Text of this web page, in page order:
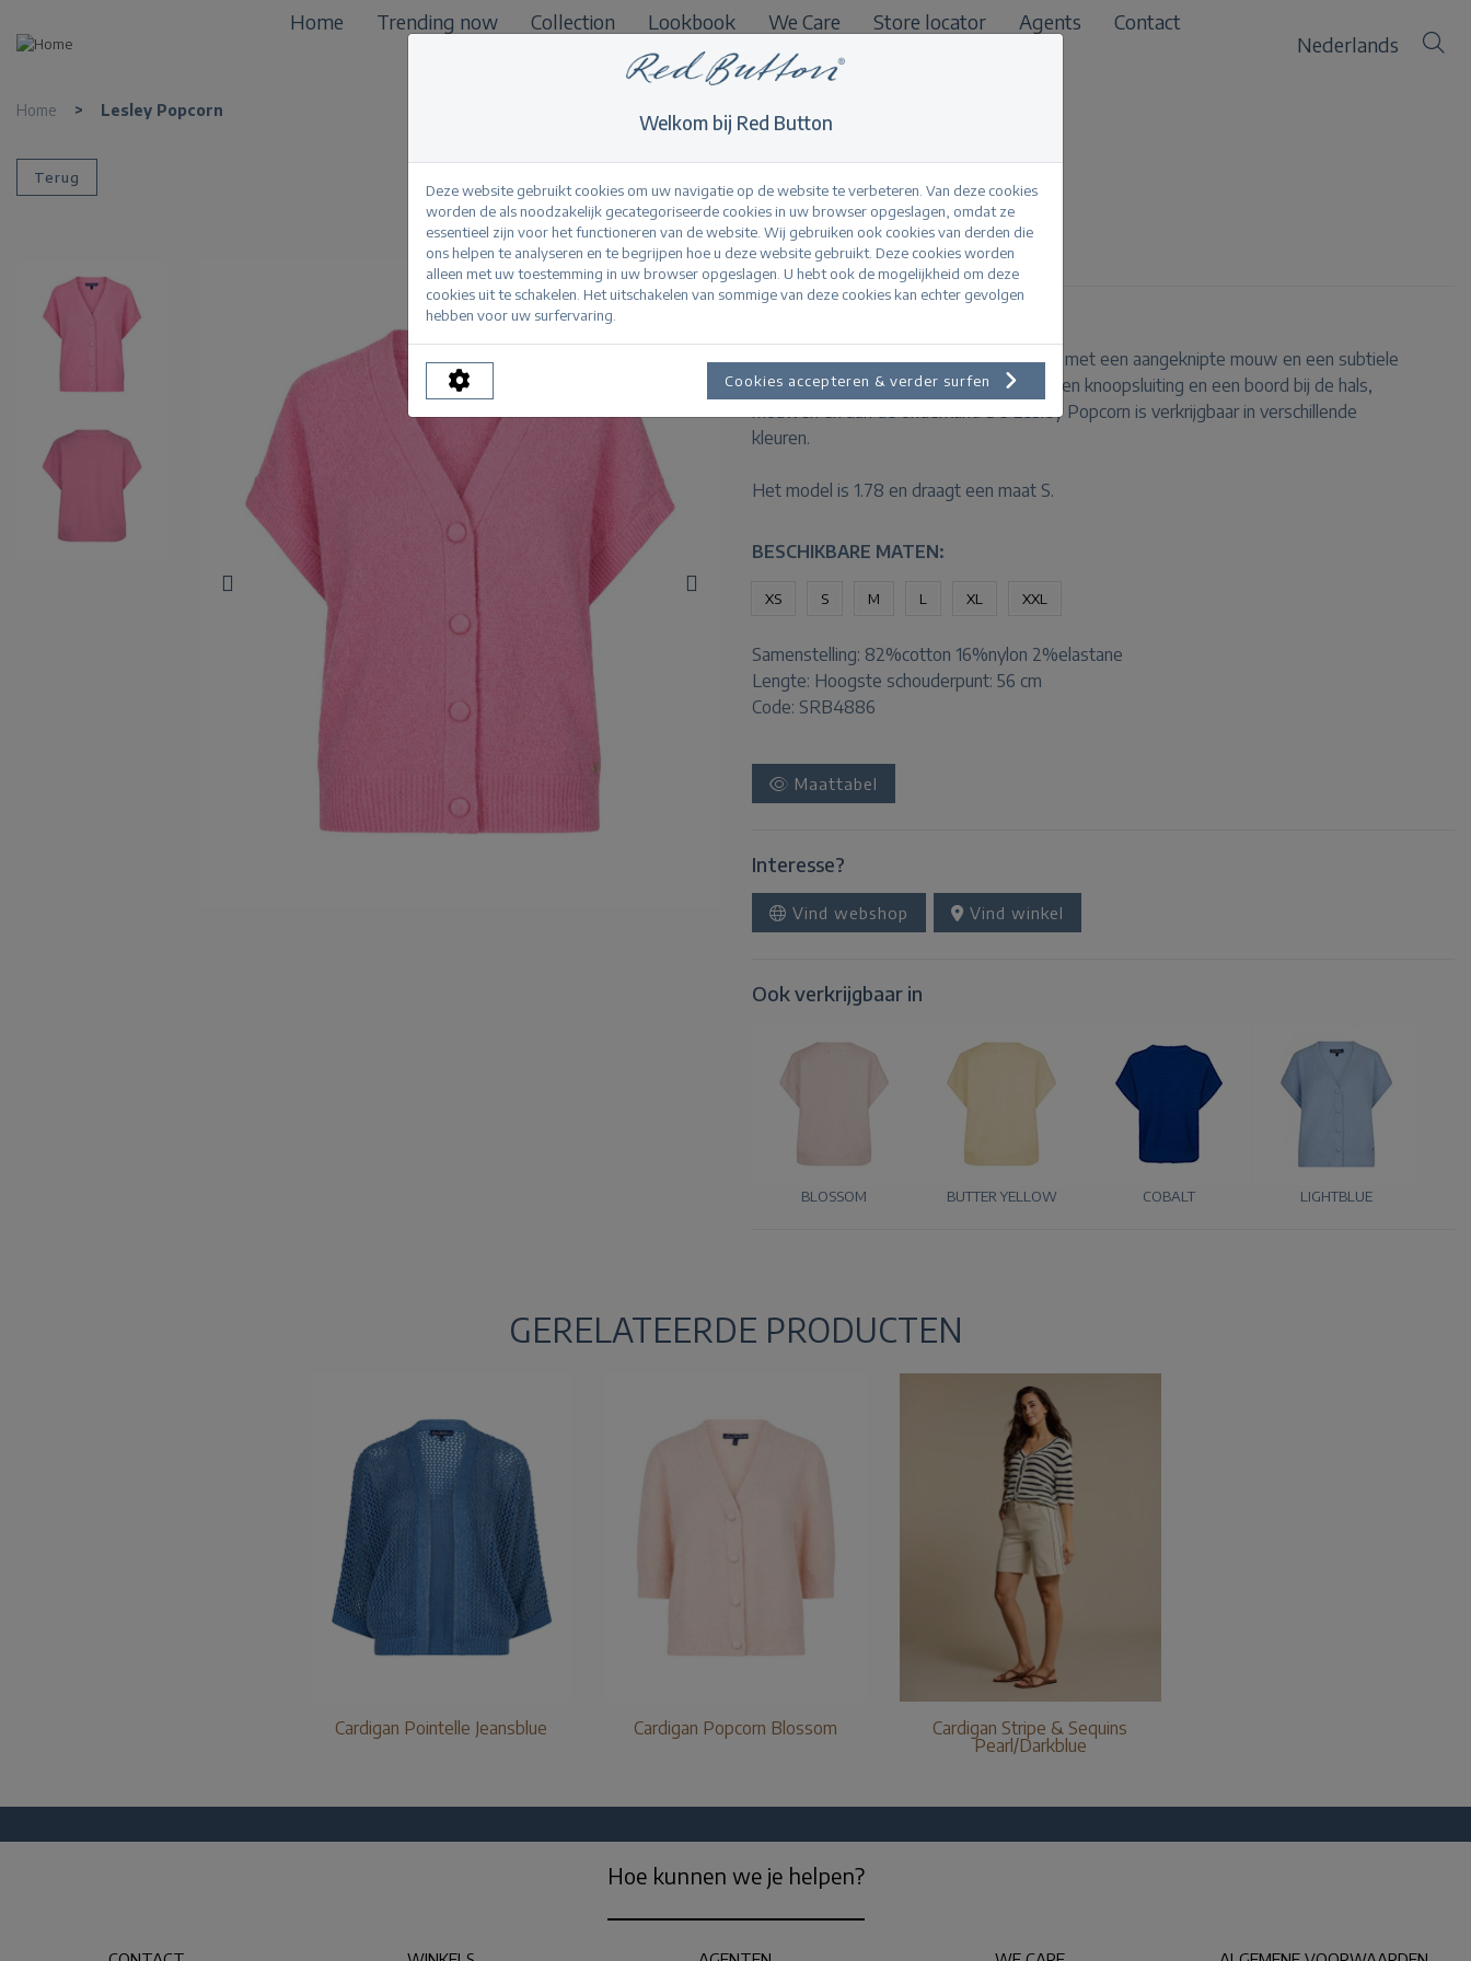
Home Trending now Collection Lookbook We Care Store locator Agents
Contact
B2B
Nederlands
Home > Lesley Popcorn
Terug
Lesley Popcorn Pink
De Lesley Popcorn is een gebreid vestje met een aangeknipte mouw en een subtiele
bouclé look. Het vest heeft een V-hals, een knoopsluiting en een boord bij de hals,
mouwen en aan de onderkant. De Lesley Popcorn is verkrijgbaar in verschillende
kleuren.
Het model is 1.78 en draagt een maat S.
BESCHIKBARE MATEN:
XS S M L XL XXL
Samenstelling: 82%cotton 16%nylon 2%elastane
Lengte: Hoogste schouderpunt: 56 cm
Code: SRB4886
Maattabel
Interesse?
Vind webshop Vind winkel
Ook verkrijgbaar in
BLOSSOM BUTTER YELLOW COBALT LIGHTBLUE
GERELATEERDE PRODUCTEN
Cardigan Pointelle Jeansblue Cardigan Popcorn Blossom
Cardigan Stripe & Sequins
Pearl/Darkblue
Welkom bij Red Button
Deze website gebruikt cookies om uw navigatie op de website te verbeteren. Van deze cookies
worden de als noodzakelijk gecategoriseerde cookies in uw browser opgeslagen, omdat ze
essentieel zijn voor het functioneren van de website. Wij gebruiken ook cookies van derden die
ons helpen te analyseren en te begrijpen hoe u deze website gebruikt. Deze cookies worden
alleen met uw toestemming in uw browser opgeslagen. U hebt ook de mogelijkheid om deze
cookies uit te schakelen. Het uitschakelen van sommige van deze cookies kan echter gevolgen
hebben voor uw surfervaring.
Cookies accepteren & verder surfen
Hoe kunnen we je helpen?